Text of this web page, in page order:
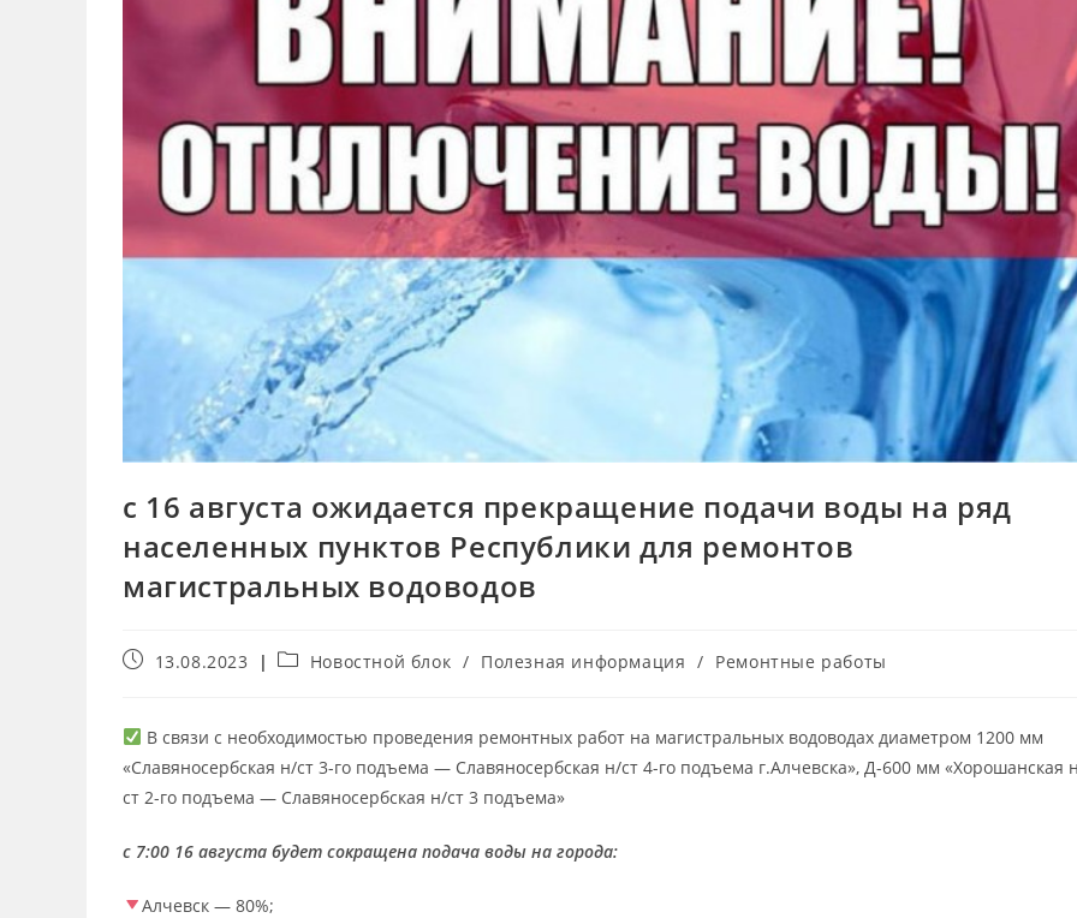
с 16 августа ожидается прекращение подачи воды на ряд
населенных пунктов Республики для ремонтов
магистральных водоводов
13.08.2023 Новостной блок / Полезная информация / Ремонтные работы
В связи с необходимостью проведения ремонтных работ на магистральных водоводах диаметром 1200 мм
«Славяносербская н/ст 3-го подъема — Славяносербская н/ст 4-го подъема г.Алчевска», Д-600 мм «Хорошанская
ст 2-го подъема — Славяносербская н/ст 3 подъема»
с 7:00 16 августа будет сокращена подача воды на города:
Алчевск — 80%;